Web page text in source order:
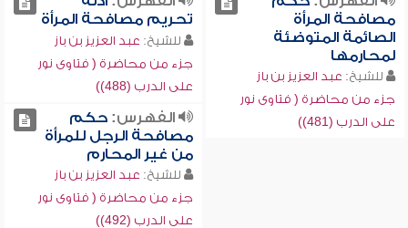
مصافحة المرأة
الصائمة المتوضئة
لمحارمها
للشيخ: عبد العزيز بن باز
جزء من محاضرة ( فتاوى نور
على الدرب (481))
تحريم مصافحة المرأة
للشيخ: عبد العزيز بن باز
جزء من محاضرة ( فتاوى نور
على الدرب (488))
الفهرس:حكم
مصافحة الرجل للمرأة
من غير المحارم
للشيخ: عبد العزيز بن باز
جزء من محاضرة ( فتاوى نور
على الدرب (492))